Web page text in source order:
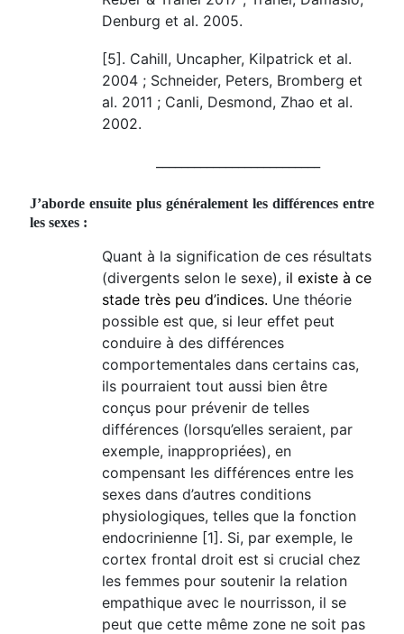
Denburg et al. 2005.
[5]. Cahill, Uncapher, Kilpatrick et al.
2004 ; Schneider, Peters, Bromberg et
al. 2011 ; Canli, Desmond, Zhao et al.
2002.
J’aborde ensuite plus généralement les différences entre
les sexes :
Quant à la signification de ces résultats
(divergents selon le sexe), il existe à ce
stade très peu d’indices. Une théorie
possible est que, si leur effet peut
conduire à des différences
comportementales dans certains cas,
ils pourraient tout aussi bien être
conçus pour prévenir de telles
différences (lorsqu’elles seraient, par
exemple, inappropriées), en
compensant les différences entre les
sexes dans d’autres conditions
physiologiques, telles que la fonction
endocrinienne [1]. Si, par exemple, le
cortex frontal droit est si crucial chez
les femmes pour soutenir la relation
empathique avec le nourrisson, il se
peut que cette même zone ne soit pas